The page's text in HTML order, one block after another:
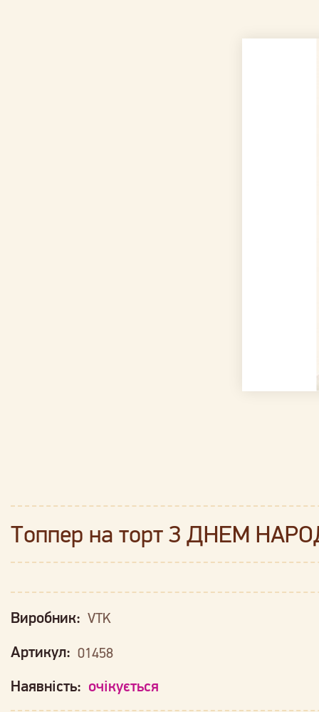
Топпер на торт З ДНЕМ
Виробник: VTK
Артикул: 01458
Наявність: очікується